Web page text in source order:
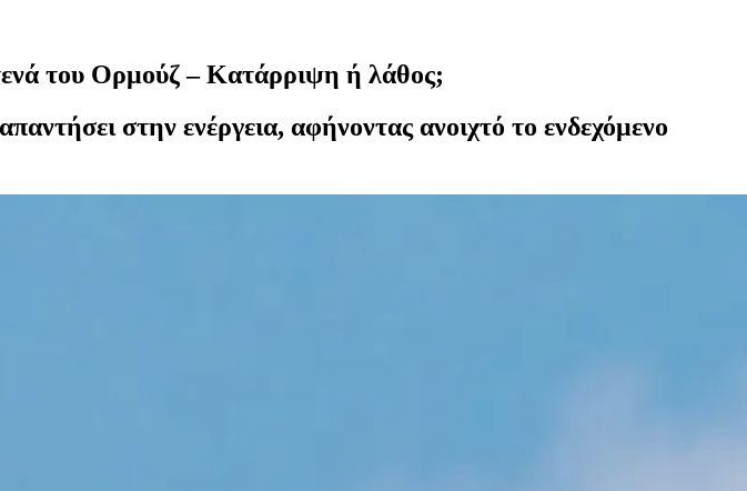
του Ορμούζ – Κατάρριψη ή λάθος;
στην ενέργεια, αφήνοντας ανοιχτό το ενδεχόμενο